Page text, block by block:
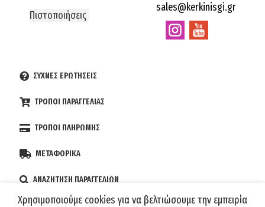
Πιστοποιήσεις
sales@kerkinisgi.gr
ΣΥΧΝΕΣ ΕΡΩΤΗΣΕΙΣ
ΤΡΟΠΟΙ ΠΑΡΑΓΓΕΛΙΑΣ
ΤΡΟΠΟΙ ΠΛΗΡΩΜΗΣ
ΜΕΤΑΦΟΡΙΚΑ
ΑΝΑΖΗΤΗΣΗ ΠΑΡΑΓΓΕΛΙΩΝ
Χρησιμοποιούμε cookies για να βελτιώσουμε την εμπειρία